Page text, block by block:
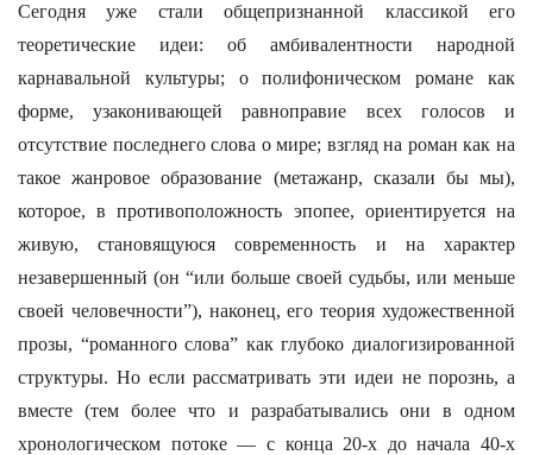
Сегодня уже стали общепризнанной классикой его
теоретические идеи: об амбивалентности народной
карнавальной культуры; о полифоническом романе как
форме, узаконивающей равноправие всех голосов и
отсутствие последнего слова о мире; взгляд на роман как на
такое жанровое образование (метажанр, сказали бы мы),
которое, в противоположность эпопее, ориентируется на
живую, становящуюся современность и на характер
незавершенный (он “или больше своей судьбы, или меньше
своей человечности”), наконец, его теория художественной
прозы, “романного слова” как глубоко диалогизированной
структуры. Но если рассматривать эти идеи не порознь, а
вместе (тем более что и разрабатывались они в одном
хронологическом потоке — с конца 20-х до начала 40-х